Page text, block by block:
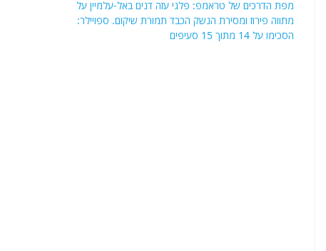
מתווה פירוז ומסירת הנשק הכבד תמורת שיקום. ספויילר:
הסכימו על 14 מתוך 15 סעיפים